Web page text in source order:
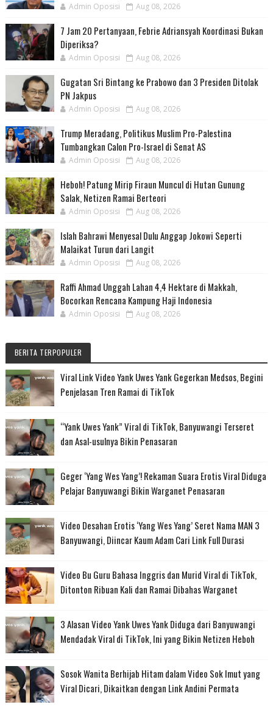
Admin Oposisi Aug 08, 2026
7 Jam 20 Pertanyaan, Febrie Adriansyah Koordinasi Bukan
Diperiksa?
Admin Oposisi Aug 08, 2026
Gugatan Sri Bintang ke Prabowo dan 3 Presiden Ditolak
PN Jakpus
Admin Oposisi Aug 08, 2026
Trump Meradang, Politikus Muslim Pro-Palestina
Tumbangkan Calon Pro-Israel di Senat AS
Admin Oposisi Aug 08, 2026
Heboh! Patung Mirip Firaun Muncul di Hutan Gunung
Salak, Netizen Ramai Berteori
Admin Oposisi Aug 08, 2026
Islah Bahrawi Menyesal Dulu Anggap Jokowi Seperti
Malaikat Turun dari Langit
Admin Oposisi Aug 08, 2026
Raffi Ahmad Unggah Lahan 4,4 Hektare di Makkah,
Bocorkan Rencana Kampung Haji Indonesia
Admin Oposisi Aug 08, 2026
BERITA TERPOPULER
Viral Link Video Yank Uwes Yank Gegerkan Medsos, Begini
Penjelasan Tren Ramai di TikTok
“Yank Uwes Yank” Viral di TikTok, Banyuwangi Terseret
dan Asal-usulnya Bikin Penasaran
Geger ‘Yang Wes Yang’! Rekaman Suara Erotis Viral Diduga
Pelajar Banyuwangi Bikin Warganet Penasaran
Video Desahan Erotis ‘Yang Wes Yang’ Seret Nama MAN 3
Banyuwangi, Diincar Kaum Adam Cari Link Full Durasi
Video Bu Guru Bahasa Inggris dan Murid Viral di TikTok,
Ditonton Ribuan Kali dan Ramai Dibahas Warganet
3 Alasan Video Yank Uwes Yank Diduga dari Banyuwangi
Mendadak Viral di TikTok, Ini yang Bikin Netizen Heboh
Sosok Wanita Berhijab Hitam dalam Video Sok Imut yang
Viral Dicari, Dikaitkan dengan Link Andini Permata